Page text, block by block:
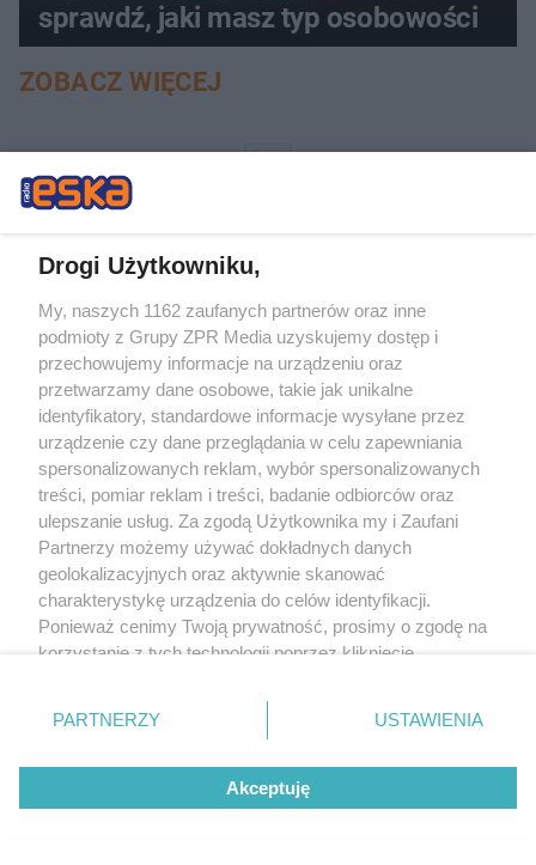
sprawdź, jaki masz typ osobowości
ZOBACZ WIĘCEJ
rozpowszechniany lub dalej rozpowszechniany w jakikolwiek sposób (w
Drogi Użytkowniku,
My, naszych 1162 zaufanych partnerów oraz inne
podmioty z Grupy ZPR Media uzyskujemy dostęp i
przechowujemy informacje na urządzeniu oraz
przetwarzamy dane osobowe, takie jak unikalne
identyfikatory, standardowe informacje wysyłane przez
urządzenie czy dane przeglądania w celu zapewniania
spersonalizowanych reklam, wybór spersonalizowanych
treści, pomiar reklam i treści, badanie odbiorców oraz
ulepszanie usług. Za zgodą Użytkownika my i Zaufani
Partnerzy możemy używać dokładnych danych
geolokalizacyjnych oraz aktywnie skanować
charakterystykę urządzenia do celów identyfikacji.
Ponieważ cenimy Twoją prywatność, prosimy o zgodę na
korzystanie z tych technologii poprzez kliknięcie
zmienić/wycofać klikając przycisk ustawień prywatności
znajdujący się w lewym dolnym rogu strony
rodzaje przetwarzania danych nie wymagają zgody
użytkownika, ale masz prawo sprzeciwić się takiemu
przetwarzaniu. Preferencje będą miały zastosowanie tylko
PARTNERZY USTAWIENIA
Akceptuję